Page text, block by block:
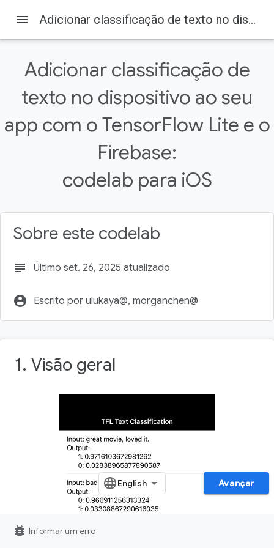
Firebase Firebase Codelabs
Nesta página
2. Criar um projeto do console do Firebase
Adicionar o Firebase ao projeto
3. Acessar o projeto de exemplo
menu Adicionar classificação de texto no dispositivo ao seu app com o TensorFlow Lite e o Firebase: codelab para iOS
Adicionar classificação de
texto no dispositivo ao seu
app com o TensorFlow Lite e o
Firebase:
codelab para iOS
Sobre este codelab
subject Último set. 26, 2025 atualizado
account_circle Escrito por ulukaya@, morganchen@
1. Visão geral
Avançar
bug_report Informar um erro